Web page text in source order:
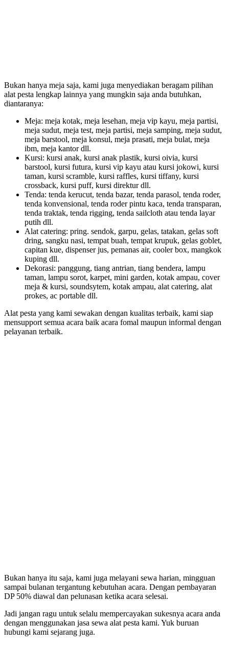
Bukan hanya meja saja, kami juga menyediakan beragam pilihan
alat pesta lengkap lainnya yang mungkin saja anda butuhkan,
diantaranya:
Meja: meja kotak, meja lesehan, meja vip kayu, meja partisi,
meja sudut, meja test, meja partisi, meja samping, meja sudut,
meja barstool, meja konsul, meja prasati, meja bulat, meja
ibm, meja kantor dll.
Kursi: kursi anak, kursi anak plastik, kursi oivia, kursi
barstool, kursi futura, kursi vip kayu atau kursi jokowi, kursi
taman, kursi scramble, kursi raffles, kursi tiffany, kursi
crossback, kursi puff, kursi direktur dll.
Tenda: tenda kerucut, tenda bazar, tenda parasol, tenda roder,
tenda konvensional, tenda roder pintu kaca, tenda transparan,
tenda traktak, tenda rigging, tenda sailcloth atau tenda layar
putih dll.
Alat catering: pring. sendok, garpu, gelas, tatakan, gelas soft
dring, sangku nasi, tempat buah, tempat krupuk, gelas goblet,
capitan kue, dispenser jus, pemanas air, cooler box, mangkok
kuping dll.
Dekorasi: panggung, tiang antrian, tiang bendera, lampu
taman, lampu sorot, karpet, mini garden, kotak ampau, cover
meja & kursi, soundsytem, kotak ampau, alat catering, alat
prokes, ac portable dll.
Alat pesta yang kami sewakan dengan kualitas terbaik, kami siap
mensupport semua acara baik acara fomal maupun informal dengan
pelayanan terbaik.
Bukan hanya itu saja, kami juga melayani sewa harian, mingguan
sampai bulanan tergantung kebutuhan acara. Dengan pembayaran
DP 50% diawal dan pelunasan ketika acara selesai.
Jadi jangan ragu untuk selalu mempercayakan sukesnya acara anda
dengan menggunakan jasa sewa alat pesta kami. Yuk buruan
hubungi kami sejarang juga.